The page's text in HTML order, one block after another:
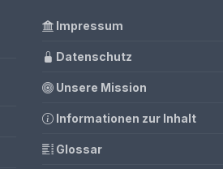
Impressum
Datenschutz
Unsere Mission
Informationen zur Inhalt
Glossar